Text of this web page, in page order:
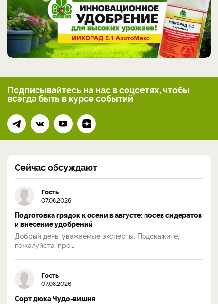
Подписывайтесь на нас в соцсетях, чтобы
всегдабыть в курсе событий
Сейчас обсуждают
Гость
07.08.2026
Подготовка грядок к осени в августе: посев сидератов
и внесение удобрений
Добрый день, уважаемые эксперты. Подскажите,
пожалуйста, пре...
Гость
07.08.2026
Сорт дюка Чудо-вишня